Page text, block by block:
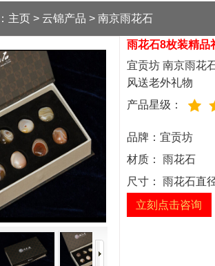
主页 > 云锦产品 > 南京雨花石
雨花石8枚装精品
宜贡坊 南京雨花
风送老外礼物
产品星级：
品牌： 宜贡坊
材质： 雨花石
尺寸： 雨花石直
立刻点击咨询